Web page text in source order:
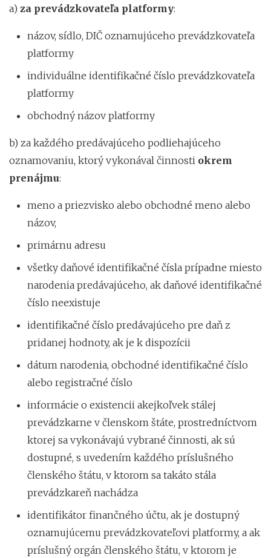
a) za prevádzkovateľa platformy:
názov, sídlo, DIČ oznamujúceho prevádzkovateľa
platformy
individuálne identifikačné číslo prevádzkovateľa
platformy
obchodný názov platformy
b) za každého predávajúceho podliehajúceho
oznamovaniu, ktorý vykonával činnosti okrem
prenájmu:
meno a priezvisko alebo obchodné meno alebo
názov,
primárnu adresu
všetky daňové identifikačné čísla prípadne miesto
narodenia predávajúceho, ak daňové identifikačné
číslo neexistuje
identifikačné číslo predávajúceho pre daň z
pridanej hodnoty, ak je k dispozícii
dátum narodenia, obchodné identifikačné číslo
alebo registračné číslo
informácie o existencii akejkoľvek stálej
prevádzkarne v členskom štáte, prostredníctvom
ktorej sa vykonávajú vybrané činnosti, ak sú
dostupné, s uvedením každého príslušného
členského štátu, v ktorom sa takáto stála
prevádzkareň nachádza
identifikátor finančného účtu, ak je dostupný
oznamujúcemu prevádzkovateľovi platformy, a ak
príslušný orgán členského štátu, v ktorom je